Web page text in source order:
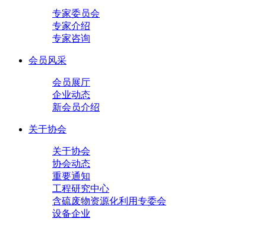
专家委员会
专家介绍
专家咨询
会员风采
会员展厅
企业动态
新会员介绍
关于协会
关于协会
协会动态
重要通知
工程研究中心
含硫废物资源化利用专委会
设备企业